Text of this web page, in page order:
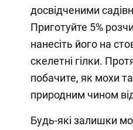
досвідченими
Приготуйте 5%
нанесіть його на
скелетні гілки.
побачите, як мохи
природним чином
Будь-які залишки